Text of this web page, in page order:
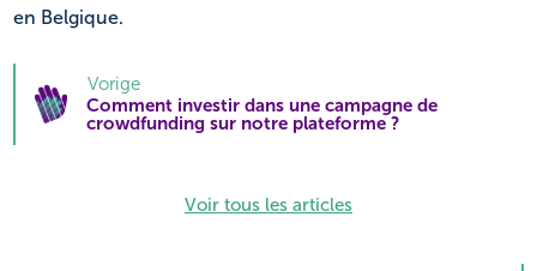
en Belgique.
Vorige
Comment investir dans une campagne de
crowdfunding sur notre plateforme ?
Voir tous les articles